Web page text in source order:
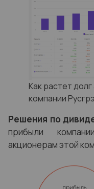
Как растет
компании
Решения по
прибыли
акционерам этой